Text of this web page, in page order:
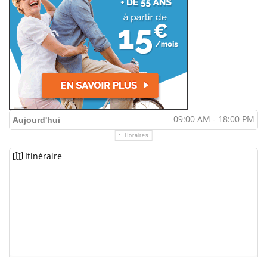
Aujourd'hui 09:00 AM - 18:00 PM
Horaires
Itinéraire